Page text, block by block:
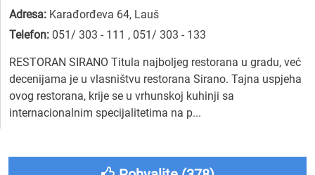
Adresa: Karađorđeva 64, Lauš
Telefon: 051/ 303 - 111 , 051/ 303 - 133
RESTORAN SIRANO Titula najboljeg restorana u gradu, već
decenijama je u vlasništvu restorana Sirano. Tajna uspjeha
ovog restorana, krije se u vrhunskoj kuhinji sa
internacionalnim specijalitetima na p...